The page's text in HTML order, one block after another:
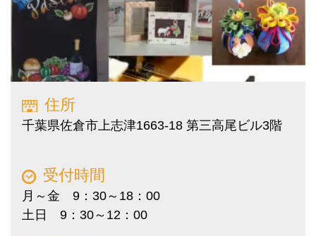
住所
千葉県佐倉市上志津1663-18 第三高尾ビル3階
受付時間
月～金 9：30～18：00
土日 9：30～12：00